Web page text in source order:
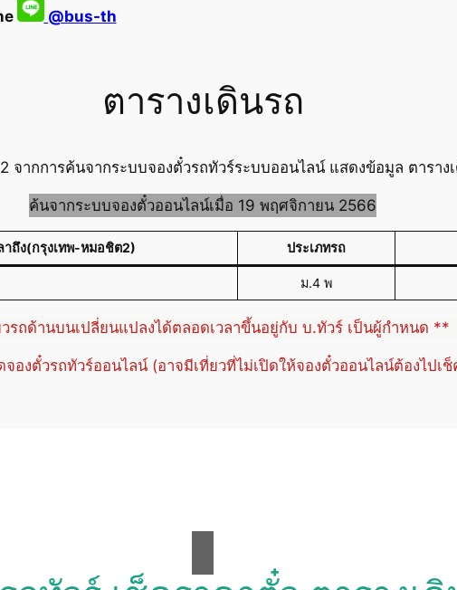
@bus-th
ตารางเดินรถ
จากการค้นจากระบบจองตั๋วรถทัวร์ระบบออนไลน์ แสดงข้อมูล ตาราง
ค้นจากระบบจองตั๋วออนไลน์เมื่อ 19 พฤศจิกายน 2566
าถึง(กรุงเทพ-หมอชิต2) ประเภทรถ
ม.4 พ
รถด้านบนเปลี่ยนแปลงได้ตลอดเวลาขึ้นอยู่กับ บ.ทัวร์ เป็นผู้กำหนด **
จองตั๋วรถทัวร์ออนไลน์ (อาจมีเที่ยวที่ไม่เปิดให้จองตั๋วออนไลน์ต้องไป